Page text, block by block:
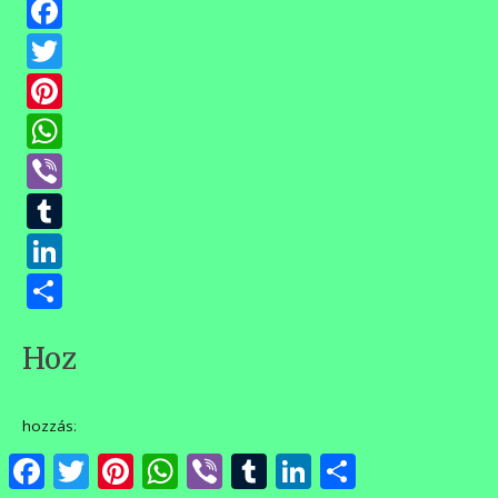
Hozzászólások
hozzászólás
FacebookTwitter PinterestWhatsApp
Viber Tumblr LinkedIn